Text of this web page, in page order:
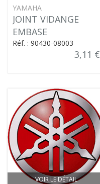
YAMAHA
JOINT VIDANGE
EMBASE
Réf. : 90430-08003
3,11 €
VOIR LE DÉTAIL